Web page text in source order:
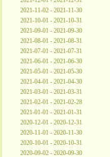
2021-11-02 - 2021-11-30
2021-10-01 - 2021-10-31
2021-09-01 - 2021-09-30
2021-08-01 - 2021-08-31
2021-07-01 - 2021-07-31
2021-06-01 - 2021-06-30
2021-05-01 - 2021-05-30
2021-04-01 - 2021-04-30
2021-03-01 - 2021-03-31
2021-02-01 - 2021-02-28
2021-01-01 - 2021-01-31
2020-12-01 - 2020-12-31
2020-11-01 - 2020-11-30
2020-10-01 - 2020-10-31
2020-09-02 - 2020-09-30